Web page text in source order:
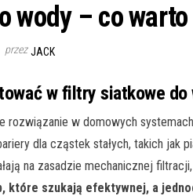
wody – co
przez JACK
w filtry siatkowe do
rozwiązanie w domowych
dla cząstek stałych, takich
na zasadzie mechanicznej
które szukają efektywnej, a